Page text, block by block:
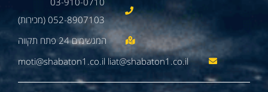
052-8907103 (מכירות)
moti@shabaton1.co.il liat@shabaton1.co.il